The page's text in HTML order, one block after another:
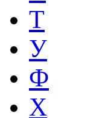
Т
У
Ф
Х